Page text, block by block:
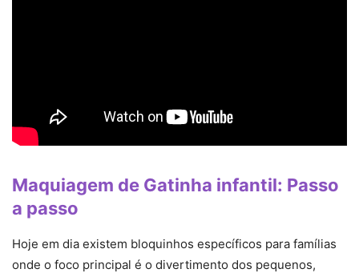
Maquiagem de Gatinha infantil: Passo
a passo
Hoje em dia existem bloquinhos específicos para famílias
onde o foco principal é o divertimento dos pequenos,